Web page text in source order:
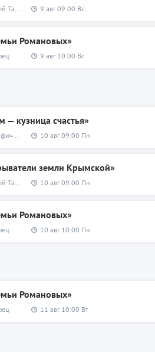
9 авг 09:00 Вс
Романовых»
9 авг 10:00 Вс
— кузница счастья»
10 авг 09:00 Пн
земли Крымской»
10 авг 09:00 Пн
Романовых»
10 авг 10:00 Пн
Романовых»
11 авг 10:00 Вт